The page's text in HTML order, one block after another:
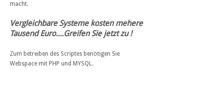
macht.
Vergleichbare Systeme kosten mehere
Tausend Euro....Greifen Sie jetzt zu !
Zum betreiben des Scriptes benötigen Sie
Webspace mit PHP und MYSQL.